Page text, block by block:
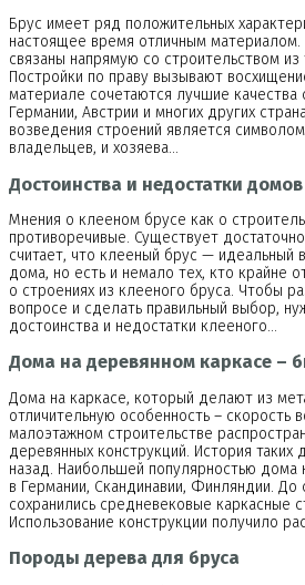
Брус имеет ряд положительных
настоящее время отличным
связаны напрямую со строительством из
Постройки по праву вызывают
материале сочетаются лучшие
Германии, Австрии и многих других
возведения строений является
владельцев, и хозяева…
Достоинства и недостатки
Мнения о клееном брусе как о
противоречивые. Существует
считает, что клееный брус — идеальный
дома, но есть и немало тех, кто крайне
о строениях из клееного бруса. Чтобы
вопросе и сделать правильный выбор,
достоинства и недостатки клееного…
Дома на деревянном каркасе –
Дома на каркасе, который делают из
отличительную особенность – скорость
малоэтажном строительстве
деревянных конструкций. История таких
назад. Наибольшей популярностью дома
в Германии, Скандинавии, Финляндии. До
сохранились средневековые каркасные
Использование конструкции получило
Породы дерева для бруса